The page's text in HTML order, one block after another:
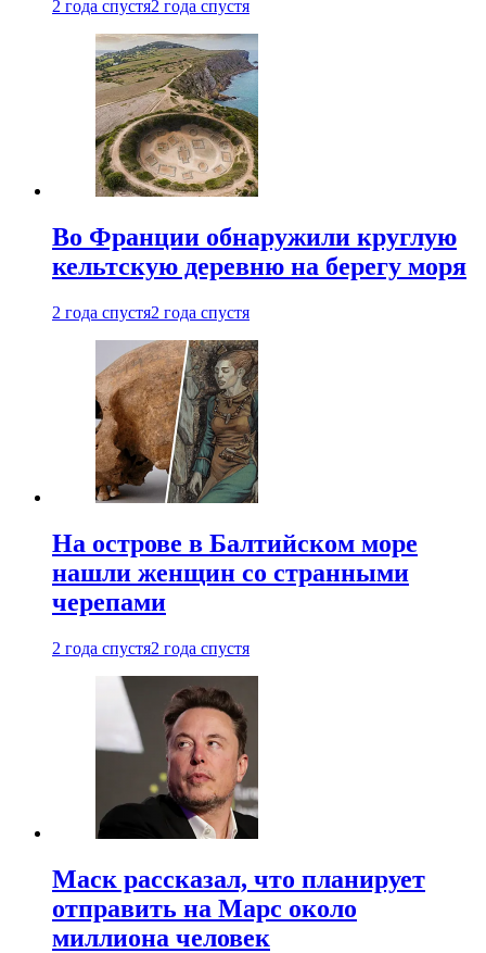
2 года спустя2 года спустя
Во Франции обнаружили круглую
кельтскую деревню на берегу моря
2 года спустя2 года спустя
На острове в Балтийском море
нашли женщин со странными
черепами
2 года спустя2 года спустя
Маск рассказал, что планирует
отправить на Марс около
миллиона человек